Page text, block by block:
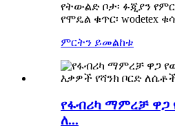
የትውልድ ቦታ፡ ፉጂያን
የሞዴል ቁጥር፡ wodetex
ምርትን ይመልከቱ
የፋብሪካ ማምረቻ ዋጋ
ለ...